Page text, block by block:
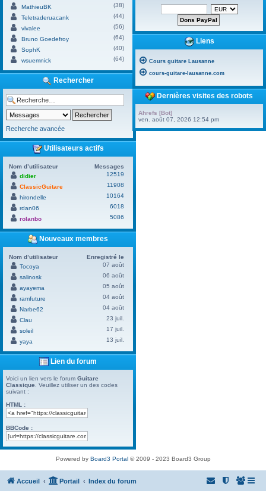
MathieuBK
(38)
Teletraderuacank
(44)
vivalee
(56)
Bruno Goedefroy
(64)
SophK
(40)
wsuemnick
(64)
Rechercher
Recherche avancée
Utilisateurs actifs
Nom d’utilisateur
Messages
didier
12519
ClassicGuitare
11908
hirondelle
10164
rdan06
6018
rolanbo
5086
Nouveaux membres
Nom d’utilisateur
Enregistré le
Tocoya
07 août
salinosk
06 août
ayayema
05 août
ramfuture
04 août
Narbe62
04 août
Clau
23 juil.
soleil
17 juil.
yaya
13 juil.
Lien du forum
Voici un lien vers le forum Guitare
Classique . Veuillez utiliser un des codes
suivant :
HTML :
BBCode :
Liens
Cours guitare Lausanne
cours-guitare-lausanne.com
Dernières visites des robots
Ahrefs [Bot]
ven. août 07, 2026 12:54 pm
Powered by Board3 Portal© 2009 - 2023 Board3 Group
Accueil Portail Index du forum